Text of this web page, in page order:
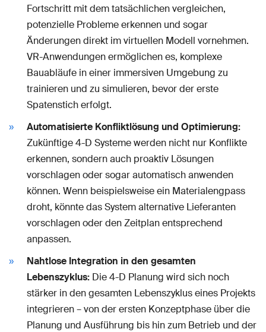
Fortschritt mit dem tatsächlichen vergleichen,
potenzielle Probleme erkennen und sogar
Änderungen direkt im virtuellen Modell vornehmen.
VR-Anwendungen ermöglichen es, komplexe
Bauabläufe in einer immersiven Umgebung zu
trainieren und zu simulieren, bevor der erste
Spatenstich erfolgt.
Automatisierte Konfliktlösung und Optimierung:
Zukünftige 4-D Systeme werden nicht nur Konflikte
erkennen, sondern auch proaktiv Lösungen
vorschlagen oder sogar automatisch anwenden
können. Wenn beispielsweise ein Materialengpass
droht, könnte das System alternative Lieferanten
vorschlagen oder den Zeitplan entsprechend
anpassen.
Nahtlose Integration in den gesamten
Lebenszyklus: Die 4-D Planung wird sich noch
stärker in den gesamten Lebenszyklus eines Projekts
integrieren – von der ersten Konzeptphase über die
Planung und Ausführung bis hin zum Betrieb und der